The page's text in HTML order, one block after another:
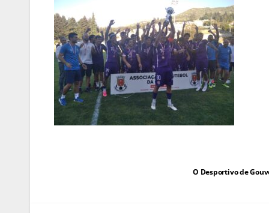
O Desportivo de